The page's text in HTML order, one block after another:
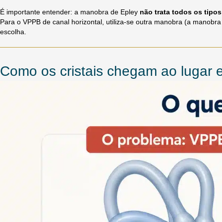
É importante entender: a manobra de Epley não trata todos os tipos
Para o VPPB de canal horizontal, utiliza-se outra manobra (a
escolha.
Como os cristais chegam ao lugar